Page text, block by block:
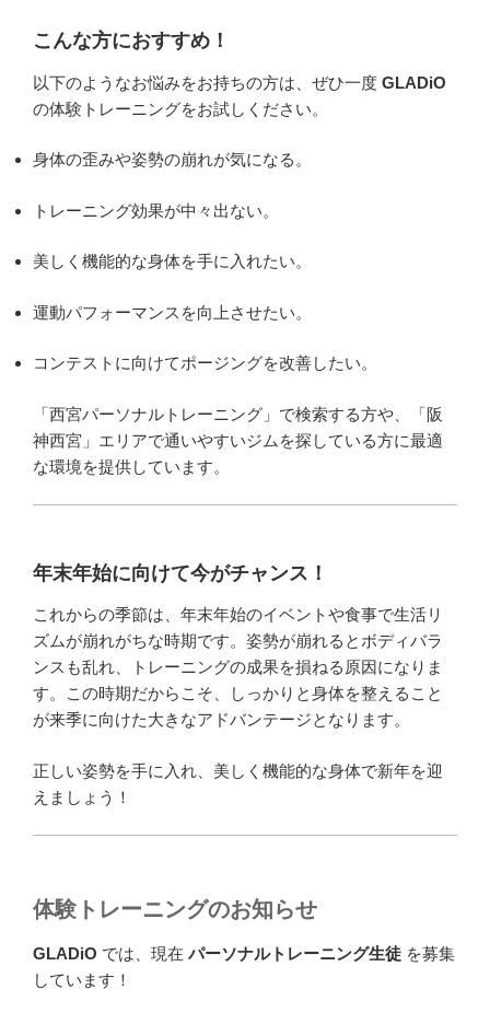
こんな方におすすめ！
以下のようなお悩みをお持ちの方は、ぜひ一度 GLADiO
の体験トレーニングをお試しください。
身体の歪みや姿勢の崩れが気になる。
トレーニング効果が中々出ない。
美しく機能的な身体を手に入れたい。
運動パフォーマンスを向上させたい。
コンテストに向けてポージングを改善したい。
「西宮パーソナルトレーニング」で検索する方や、「阪
神西宮」エリアで通いやすいジムを探している方に最適
な環境を提供しています。
年末年始に向けて今がチャンス！
これからの季節は、年末年始のイベントや食事で生活リ
ズムが崩れがちな時期です。姿勢が崩れるとボディバラ
ンスも乱れ、トレーニングの成果を損ねる原因になりま
す。この時期だからこそ、しっかりと身体を整えること
が来季に向けた大きなアドバンテージとなります。
正しい姿勢を手に入れ、美しく機能的な身体で新年を迎
えましょう！
体験トレーニングのお知らせ
GLADiO では、現在 パーソナルトレーニング生徒 を募集
しています！